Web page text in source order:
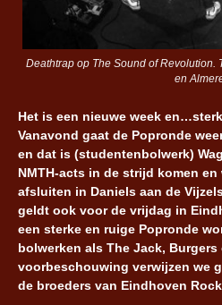
Deathtrap op The Sound of Revolution.
en
Het is een nieuwe week
Vanavond gaat de Popronde
en dat is (studentenbolwerk)
NMTH-acts in de strijd komen
afsluiten in Daniels aan de
geldt ook voor de vrijdag in
een sterke en ruige Popronde
bolwerken als The Jack,
voorbeschouwing verwijzen we
de broeders van Eindhoven